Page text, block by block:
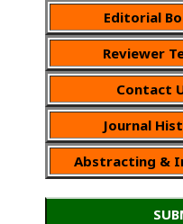
Editorial
Reviewer
Contact
Journal
Abstracting &